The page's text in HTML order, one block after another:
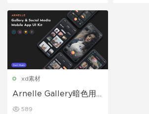
xd素材
Arnelle Gallery暗色用
589